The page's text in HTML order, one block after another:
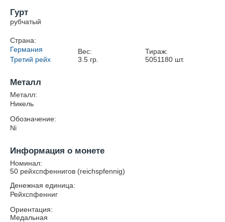
Гурт
рубчатый
Страна:
Германия
Третий рейх
Вес:
3.5гр.
Тираж:
5051180 шт.
Металл
Металл:
Никель
Обозначение:
Ni
Информация о монете
Номинал:
50 рейхспфеннигов (reichspfennig)
Денежная единица:
Рейхспфенниг
Ориентация:
Медальная